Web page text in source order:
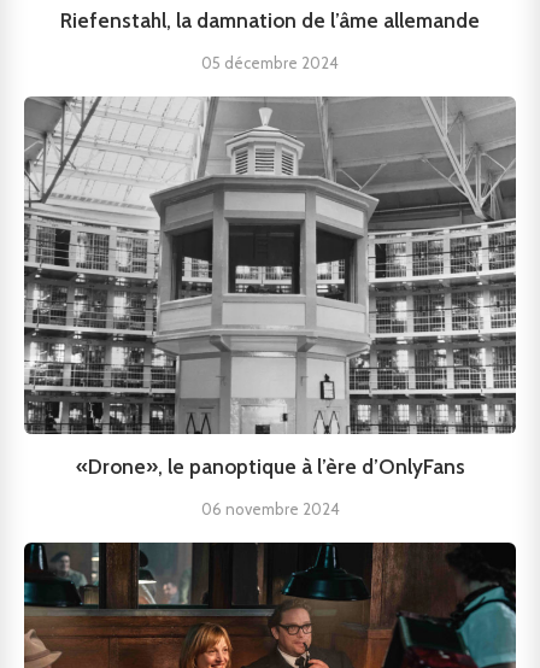
Riefenstahl, la damnation de l’âme allemande
05 décembre 2024
«Drone», le panoptique à l’ère d’OnlyFans
06 novembre 2024